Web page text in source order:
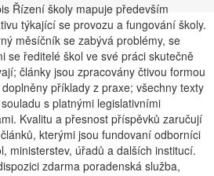
Řízení školy mapuje především
týkající se provozu a fungování školy.
měsíčník se zabývá problémy, se
se ředitelé škol ve své práci skutečně
články jsou zpracovány čtivou formou
příklady z praxe; všechny texty
s platnými legislativními
Kvalitu a přesnost příspěvků zaručují
kterými jsou fundovaní odborníci
ministerstev, úřadů a dalších institucí.
zdarma poradenská služba,